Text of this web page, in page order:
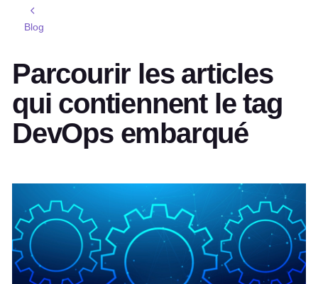
Blog
Parcourir les articles
qui contiennent le tag
DevOps embarqué
Article à la une